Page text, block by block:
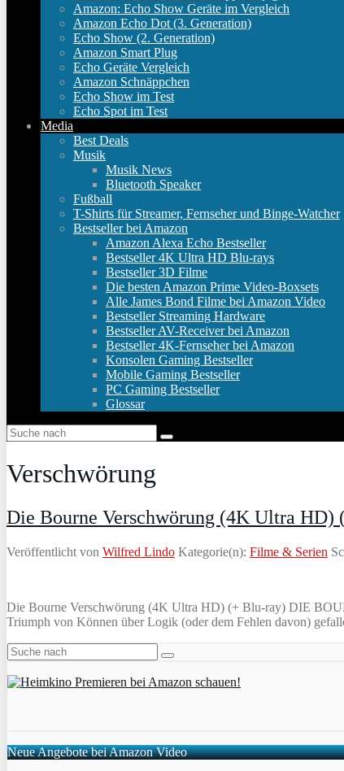
Amazon: Echo Show Geräte im Vergleich
Amazon Echo Dot (3. Generation)
Echo Show (2. Generation)
Amazon Smart Plug
Echo Geräte Vergleich
Amazon Schnäppchen
Echo Show im Test
Echo Spot im Test
Media
Best Deals
Musik
Musik News
Bluetooth Speaker
Fußball
T-Shirts für Streamer, Fernseher und Binge-Watcher
Bestseller bei Amazon
Amazon Alexa Echo Bestseller
Bestseller 4K Ultra HD Blu-rays
Bestseller 3D Filme
Die besten Amazon Prime Video-Boxsets
Alle James Bond Filme bei Amazon Video
Bestseller Streaming Hardware
Bestseller AV-Receiver bei Amazon
Bestseller 4K-Fernseher bei Amazon
Konsolen Gaming Bestseller
Mobile Gaming Bestseller
PC Gaming Bestseller
Glossar
Verschwörung
Die Bourne Verschwörung (4K Ultra HD)
Veröffentlicht von Wilfred Lindo Kategorie(n): Filme & Serien
Die Bourne Verschwörung (4K Ultra HD) (+ Blu-ray) DIE
Triumph von Können über Logik (oder dem Fehlen davon)
Neue Angebote bei Amazon Video